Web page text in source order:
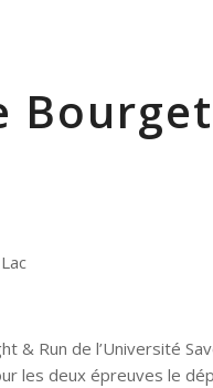
& Run de l’Université
les deux épreuves le